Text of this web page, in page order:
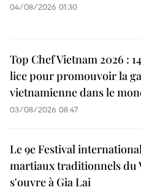
04/08/2026 01:30
Top Chef Vietnam 2026 :
lice pour promouvoir la
vietnamienne dans le
03/08/2026 08:47
Le 9e Festival
martiaux traditionnels du
s'ouvre à Gia Lai